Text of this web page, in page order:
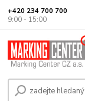
+420 234 700 700
9:00 - 15:00